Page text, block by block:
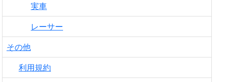
実車
レーサー
その他
利用規約